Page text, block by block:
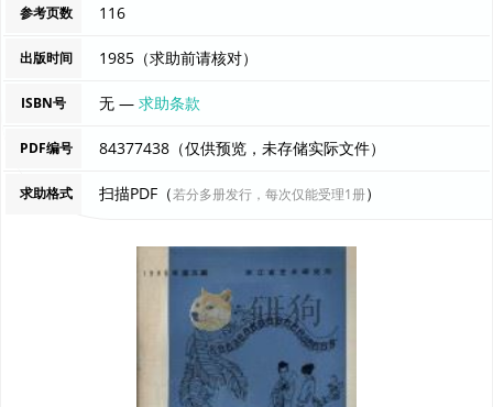
参考页数 116
出版时间 1985（求助前请核对）
ISBN号 无 —求助条款
PDF编号 84377438（仅供预览，未存储实际文件）
求助格式 扫描PDF（若分多册发行，每次仅能受理1册）